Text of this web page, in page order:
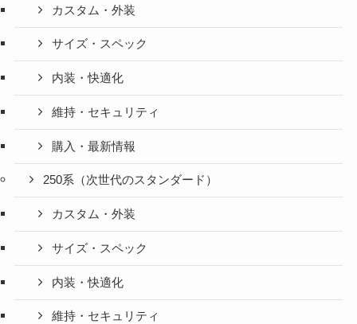
カスタム・外装
サイズ・スペック
内装・快適化
維持・セキュリティ
購入・最新情報
250系（次世代のスタンダード）
カスタム・外装
サイズ・スペック
内装・快適化
維持・セキュリティ